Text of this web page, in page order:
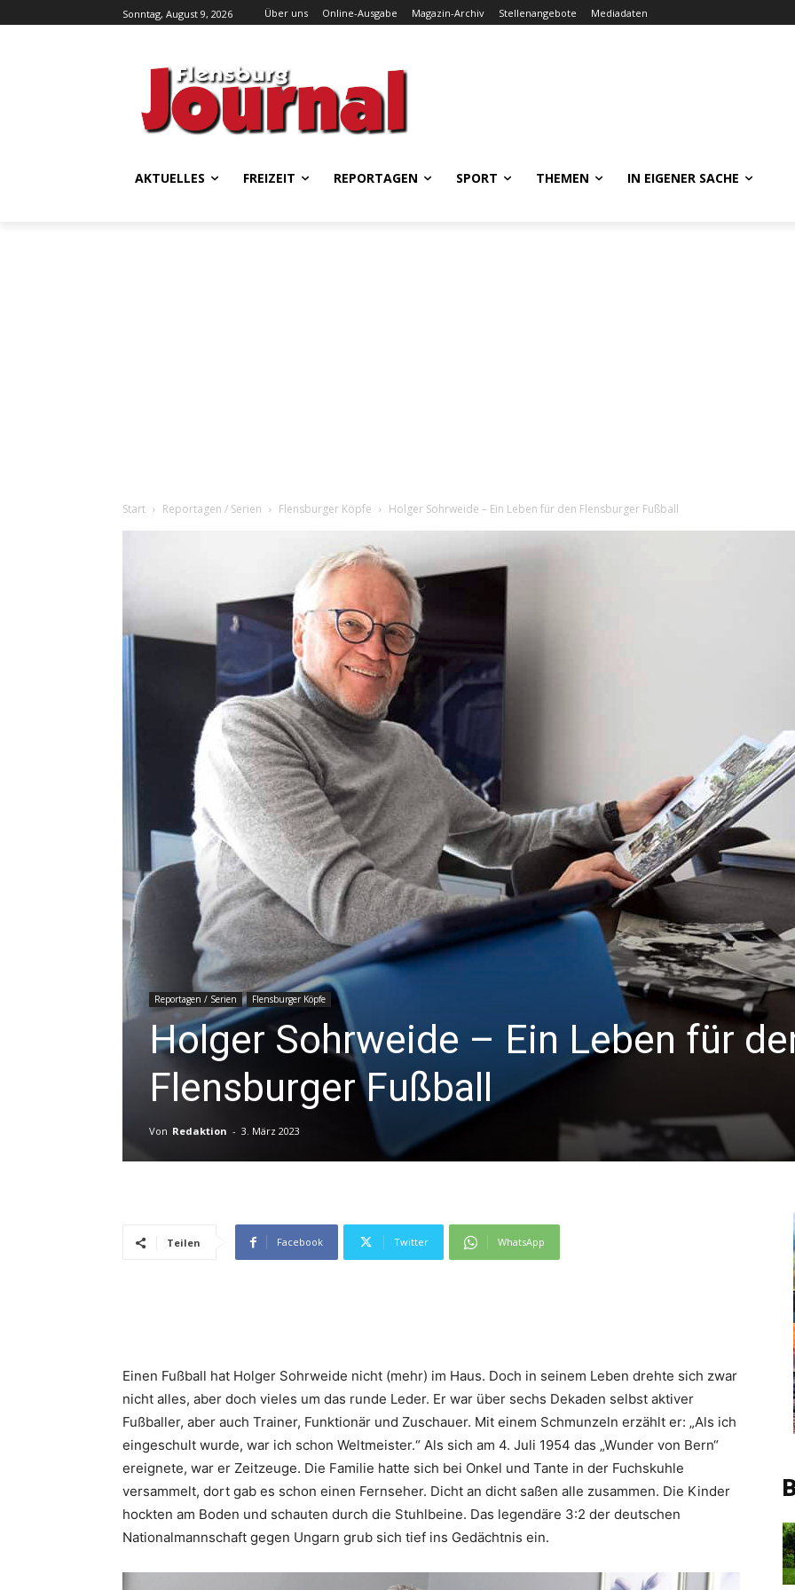
Sonntag, August 9, 2026 Über uns Online-Ausgabe Magazin-Archiv Stellenangebote Mediadaten
AKTUELLES FREIZEIT REPORTAGEN SPORT THEMEN IN EIGENER SACHE
Start Reportagen / Serien Flensburger Köpfe Holger Sohrweide – Ein Leben für den Flensburger Fußball
Reportagen / Serien Flensburger Köpfe
Holger Sohrweide – Ein Leben für
Flensburger Fußball
Von Redaktion - 3. März 2023
Teilen Facebook Twitter WhatsApp
Einen Fußball hat Holger Sohrweide nicht (mehr) im Haus. Doch in seinem Leben drehte sich zwar
nicht alles, aber doch vieles um das runde Leder. Er war über sechs Dekaden selbst aktiver
Fußballer, aber auch Trainer, Funktionär und Zuschauer. Mit einem Schmunzeln erzählt er: „Als ich
eingeschult wurde, war ich schon Weltmeister.“ Als sich am 4. Juli 1954 das „Wunder von Bern“
ereignete, war er Zeitzeuge. Die Familie hatte sich bei Onkel und Tante in der Fuchskuhle
versammelt, dort gab es schon einen Fernseher. Dicht an dicht saßen alle zusammen. Die Kinder
hockten am Boden und schauten durch die Stuhlbeine. Das legendäre 3:2 der deutschen
Nationalmannschaft gegen Ungarn grub sich tief ins Gedächtnis ein.